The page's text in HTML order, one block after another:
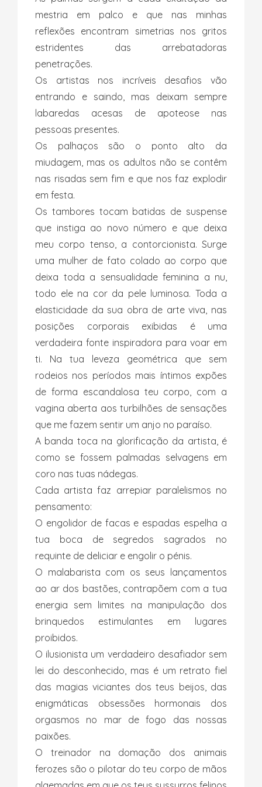
mestria em palco e que nas minhas
reflexões encontram simetrias nos gritos
estridentes das arrebatadoras
penetrações.
Os artistas nos incríveis desafios vão
entrando e saindo, mas deixam sempre
labaredas acesas de apoteose nas
pessoas presentes.
Os palhaços são o ponto alto da
miudagem, mas os adultos não se contêm
nas risadas sem fim e que nos faz explodir
em festa.
Os tambores tocam batidas de suspense
que instiga ao novo número e que deixa
meu corpo tenso, a contorcionista. Surge
uma mulher de fato colado ao corpo que
deixa toda a sensualidade feminina a nu,
todo ele na cor da pele luminosa. Toda a
elasticidade da sua obra de arte viva, nas
posições corporais exibidas é uma
verdadeira fonte inspiradora para voar em
ti. Na tua leveza geométrica que sem
rodeios nos períodos mais íntimos expões
de forma escandalosa teu corpo, com a
vagina aberta aos turbilhões de sensações
que me fazem sentir um anjo no paraíso.
A banda toca na glorificação da artista, é
como se fossem palmadas selvagens em
coro nas tuas nádegas.
Cada artista faz arrepiar paralelismos no
pensamento:
O engolidor de facas e espadas espelha a
tua boca de segredos sagrados no
requinte de deliciar e engolir o pénis.
O malabarista com os seus lançamentos
ao ar dos bastões, contrapõem com a tua
energia sem limites na manipulação dos
brinquedos estimulantes em lugares
proibidos.
O ilusionista um verdadeiro desafiador sem
lei do desconhecido, mas é um retrato fiel
das magias viciantes dos teus beijos, das
enigmáticas obsessões hormonais dos
orgasmos no mar de fogo das nossas
paixões.
O treinador na domação dos animais
ferozes são o pilotar do teu corpo de mãos